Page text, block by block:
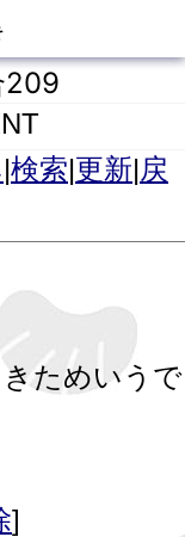
209
|検索|更新|戻
ためいうで
]